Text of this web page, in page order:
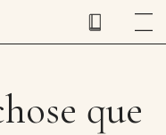
que